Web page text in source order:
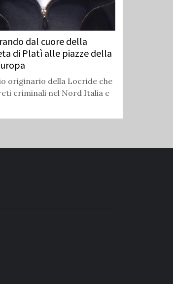
dal cuore della
di Platì alle piazze della
originario della Locride che
criminali nel Nord Italia e